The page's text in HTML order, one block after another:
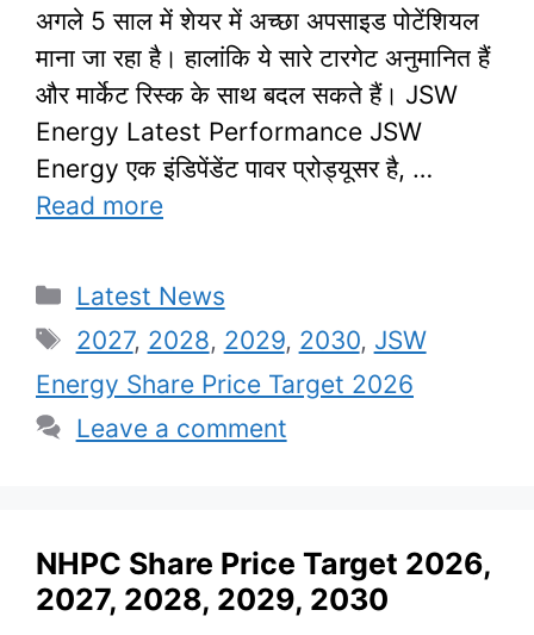
अगले 5 साल में शेयर में अच्छा अपसाइड पोटेंशियल
माना जा रहा है। हालांकि ये सारे टारगेट अनुमानित हैं
और मार्केट रिस्क के साथ बदल सकते हैं। JSW
Energy Latest Performance JSW
Energy एक इंडिपेंडेंट पावर प्रोड्यूसर है, …
Read more
Categories
Latest News
Tags
2027, 2028, 2029, 2030, JSW
Energy Share Price Target 2026
Leave a comment
NHPC Share Price Target 2026,
2027, 2028, 2029, 2030